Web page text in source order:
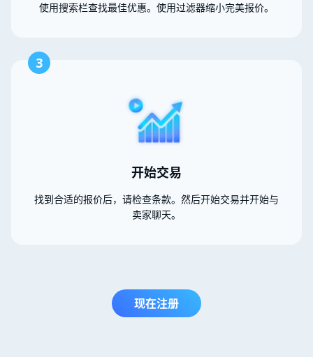
使用搜索栏查找最佳优惠。使用过滤器缩小完美报价。
3
开始交易
找到合适的报价后，请检查条款。然后开始交易并开始与
卖家聊天。
现在注册